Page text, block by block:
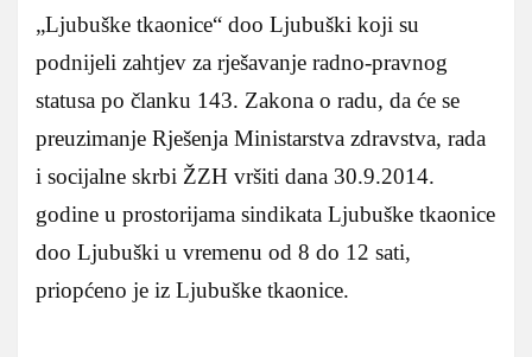
„Ljubuške tkaonice“ doo Ljubuški koji su
podnijeli zahtjev za rješavanje radno-pravnog
statusa po članku 143. Zakona o radu, da će se
preuzimanje Rješenja Ministarstva zdravstva, rada
i socijalne skrbi ŽZH vršiti dana 30.9.2014.
godine u prostorijama sindikata Ljubuške tkaonice
doo Ljubuški u vremenu od 8 do 12 sati,
priopćeno je iz Ljubuške tkaonice.